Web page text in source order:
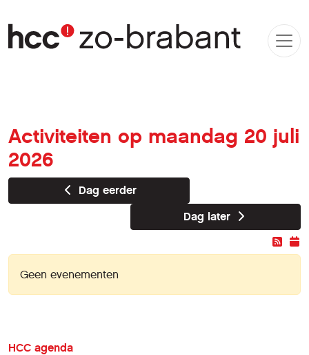
Activiteiten op maandag 20 juli
2026
Dag eerder
Dag later
Geen evenementen
HCC agenda